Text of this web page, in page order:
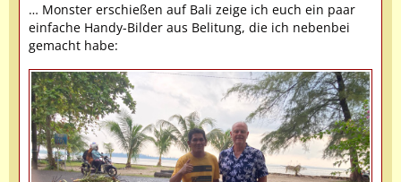
… Monster erschießen auf Bali zeige ich euch ein paar
einfache Handy-Bilder aus Belitung, die ich nebenbei
gemacht habe: